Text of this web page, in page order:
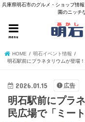
兵庫県明石市のグルメ・ショップ情
園のニッチ
menu
HOME
明石イベント情報
明石駅前にプラネタリウムが登場
2026.01.15 広告
明石駅前にプラ
民広場で「ミー